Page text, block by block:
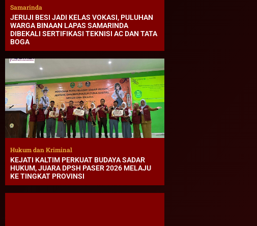
Samarinda
JERUJI BESI JADI KELAS VOKASI, PULUHAN
WARGA BINAAN LAPAS SAMARINDA
DIBEKALI SERTIFIKASI TEKNISI AC DAN TATA
BOGA
Hukum dan Kriminal
KEJATI KALTIM PERKUAT BUDAYA SADAR
HUKUM, JUARA DPSH PASER 2026 MELAJU
KE TINGKAT PROVINSI